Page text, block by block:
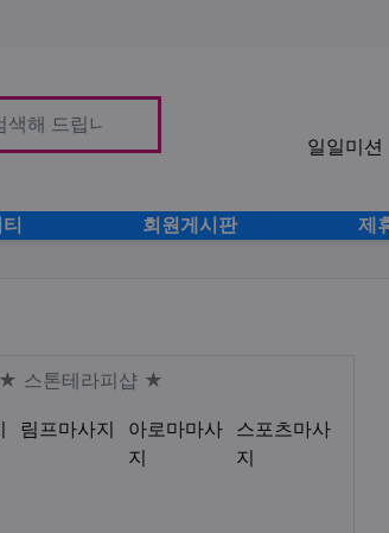
일일미션
회원게시판 제
감성테라피 1인
★ 스톤테라피샵 ★
림프마사지
아로마마사
지
스포츠마사
지